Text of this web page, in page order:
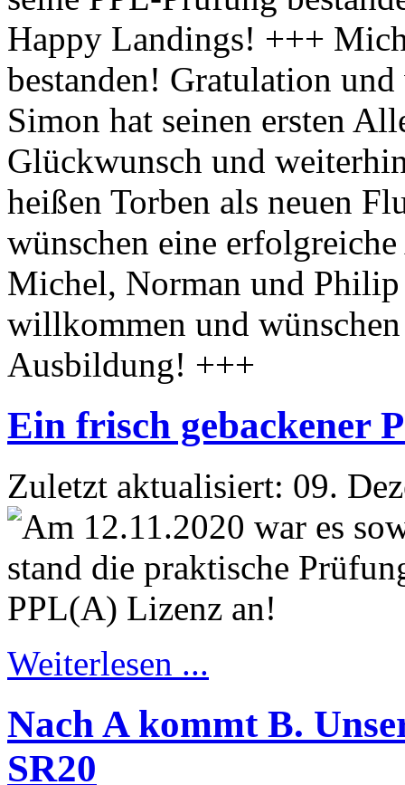
Ein frisch gebackener
Zuletzt aktualisiert: 09.
Weiterlesen ...
Nach A kommt B.
SR20